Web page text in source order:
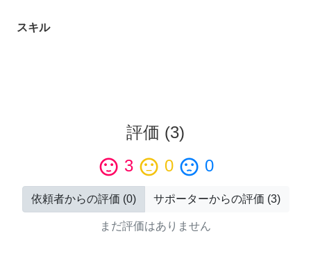
スキル
評価 (3)
sentiment_satisfied 3 sentiment_neutral 0 sentiment_dissatisfied 0
依頼者からの評価 (0) サポーターからの評価 (3)
まだ評価はありません